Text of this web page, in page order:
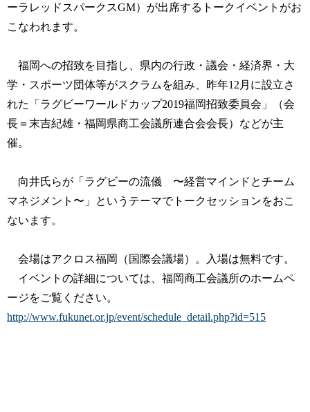
ーラレッドスパークスGM）が出席するトークイベントがお
こなわれます。
福岡への招致を目指し、県内の行政・議会・経済界・大
学・スポーツ団体等がスクラムを組み、昨年12月に設立さ
れた「ラグビーワールドカップ2019福岡招致委員会」（会
長＝末吉紀雄・福岡県商工会議所連合会会長）などが主
催。
向井氏らが「ラグビーの流儀 〜経営マインドとチーム
マネジメント〜」というテーマでトークセッションをおこ
ないます。
会場はアクロス福岡（国際会議場）。入場は無料です。
イベントの詳細については、福岡商工会議所のホームペ
ージをご覧ください。
http://www.fukunet.or.jp/event/schedule_detail.php?id=515